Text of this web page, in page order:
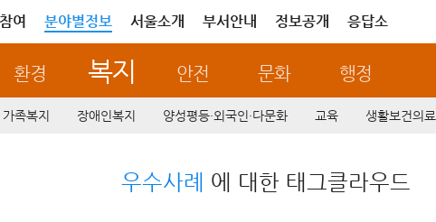
여 분야별정보 서울소개 부서안내 정보공개 응답소
환경 복지 안전 문화 행정
가족복지 장애인복지 양성평등·외국인·다문화 교육 생활보건의료
우수사례 에 대한 태그클라우드